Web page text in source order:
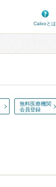
Calooとは
無料医療機関
会員登録